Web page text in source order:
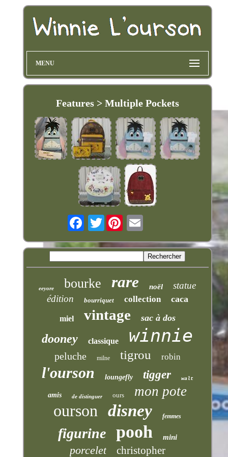
MENU
Features > Multiple Pockets
Twitter
eeyore bourke rare noël
statue
édition
bourriquet collection caca
miel vintage sac à dos
dooney classique winnie
peluche milne tigrou robin
l'ourson loungefly tigger walt
amis de distinguer ours mon pote
ourson disney femmes
figurine pooh mini
porcelet christopher